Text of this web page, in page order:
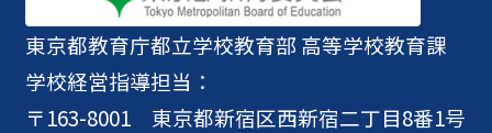
東京都教育庁都立学校教育部 高等学校教育課
学校経営指導担当：
〒163-8001 東京都新宿区西新宿二丁目8番1号